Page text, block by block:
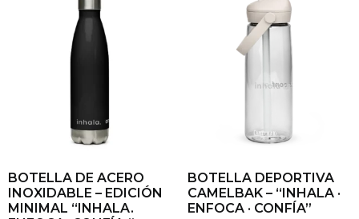
BOTELLA DE ACERO
INOXIDABLE – EDICIÓN
MINIMAL “INHALA.
BOTELLA DEPORTIVA
CAMELBAK – “INHALA ·
ENFOCA · CONFÍA”